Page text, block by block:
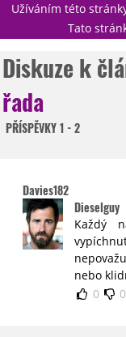
Užíváním této
Tato
NOVINKY
TÉMATA
DISKUZE
STATISTIKY
TIRÁŽ
Diskuze k
řada
PŘÍSPĚVKY1 - 2
Davies182
Dieselguy
Každý
nebo
0
0